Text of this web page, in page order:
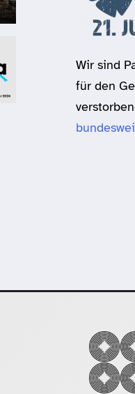
Wir sind
für den